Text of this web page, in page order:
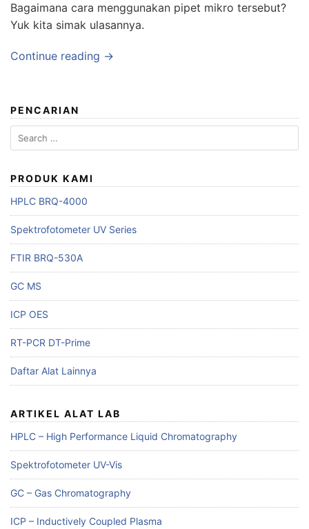
Bagaimana cara menggunakan pipet mikro tersebut?
Yuk kita simak ulasannya.
Continue reading →
PENCARIAN
Search
for:
PRODUK KAMI
HPLC BRQ-4000
Spektrofotometer UV Series
FTIR BRQ-530A
GC MS
ICP OES
RT-PCR DT-Prime
Daftar Alat Lainnya
ARTIKEL ALAT LAB
HPLC – High Performance Liquid Chromatography
Spektrofotometer UV-Vis
GC – Gas Chromatography
ICP – Inductively Coupled Plasma